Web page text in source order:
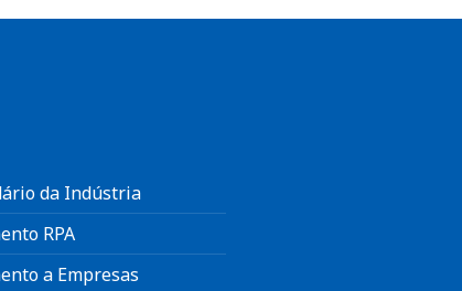
da Indústria
RPA
a Empresas